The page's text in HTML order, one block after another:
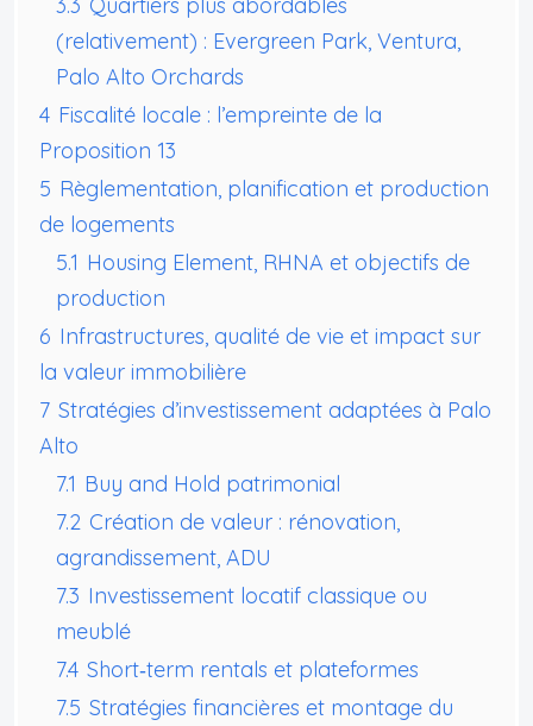
(relativement) : Evergreen Park, Ventura,
Palo Alto Orchards
4 Fiscalité locale : l’empreinte de la
Proposition 13
5 Règlementation, planification et production
de logements
5.1 Housing Element, RHNA et objectifs de
production
6 Infrastructures, qualité de vie et impact sur
la valeur immobilière
7 Stratégies d’investissement adaptées à Palo
Alto
7.1 Buy and Hold patrimonial
7.2 Création de valeur : rénovation,
agrandissement, ADU
7.3 Investissement locatif classique ou
meublé
7.4 Short‑term rentals et plateformes
7.5 Stratégies financières et montage du